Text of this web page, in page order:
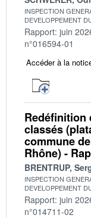
INSPECTION
DEVELOPPEMENT
Rapport: juin
n°016594-01
Accéder à la
Redéfinition
classés
commune
Rhône) -
BRENTRUP,
INSPECTION
DEVELOPPEMENT
Rapport: juin
n°014711-02